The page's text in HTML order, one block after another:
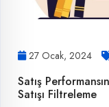
27 Ocak, 2024
Satış
Satışı Filtreleme